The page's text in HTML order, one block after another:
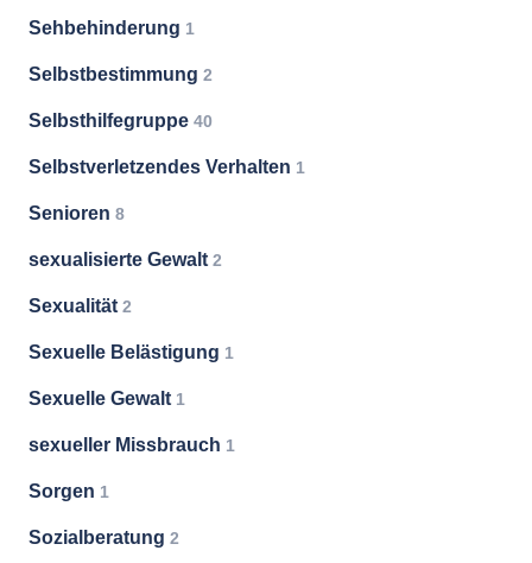
Sehbehinderung 1
Selbstbestimmung 2
Selbsthilfegruppe 40
Selbstverletzendes Verhalten 1
Senioren 8
sexualisierte Gewalt 2
Sexualität 2
Sexuelle Belästigung 1
Sexuelle Gewalt 1
sexueller Missbrauch 1
Sorgen 1
Sozialberatung 2